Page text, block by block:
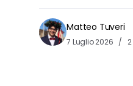
Matteo Tuveri
7 Luglio 2026